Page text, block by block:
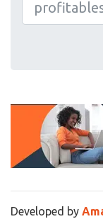
Developed by